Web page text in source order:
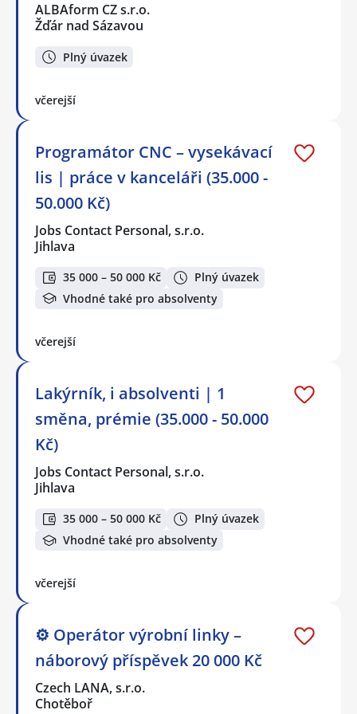
ALBAform CZ s.r.o.
Žďár nad Sázavou
Plný úvazek
včerejší
Programátor CNC – vysekávací
lis | práce v kanceláři (35.000 -
50.000 Kč)
Jobs Contact Personal, s.r.o.
Jihlava
35 000 – 50 000 Kč
Plný úvazek
Vhodné také pro absolventy
včerejší
Lakýrník, i absolventi | 1
směna, prémie (35.000 - 50.000
Kč)
Jobs Contact Personal, s.r.o.
Jihlava
35 000 – 50 000 Kč
Plný úvazek
Vhodné také pro absolventy
včerejší
⚙️ Operátor výrobní linky –
náborový příspěvek 20 000 Kč
Czech LANA, s.r.o.
Chotěboř